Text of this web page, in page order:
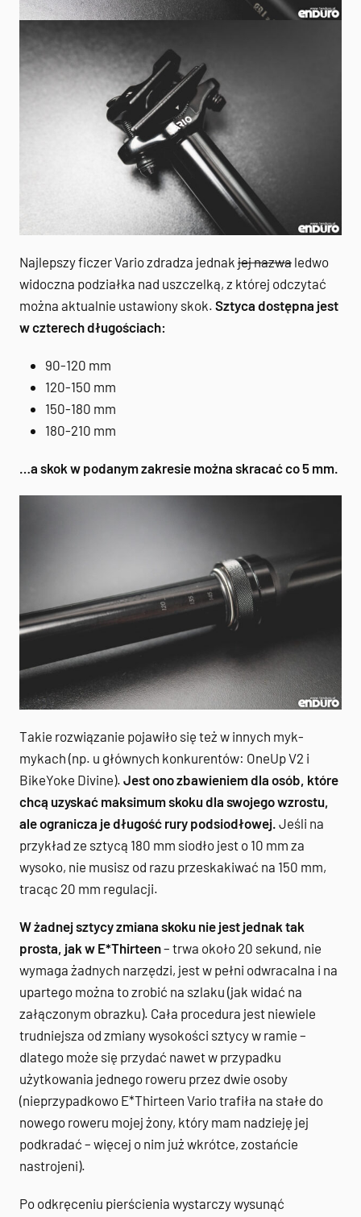
Najlepszy ficzer Vario zdradza jednak jej nazwa ledwo
widoczna podziałka nad uszczelką, z której odczytać
można aktualnie ustawiony skok. Sztyca dostępna jest
w czterech długościach:
90-120 mm
120-150 mm
150-180 mm
180-210 mm
…a skok w podanym zakresie można skracać co 5 mm.
Takie rozwiązanie pojawiło się też w innych myk-
mykach (np. u głównych konkurentów: OneUp V2 i
BikeYoke Divine). Jest ono zbawieniem dla osób, które
chcą uzyskać maksimum skoku dla swojego wzrostu,
ale ogranicza je długość rury podsiodłowej. Jeśli na
przykład ze sztycą 180 mm siodło jest o 10 mm za
wysoko, nie musisz od razu przeskakiwać na 150 mm,
tracąc 20 mm regulacji.
W żadnej sztycy zmiana skoku nie jest jednak tak
prosta, jak w E*Thirteen– trwa około 20 sekund, nie
wymaga żadnych narzędzi, jest w pełni odwracalna i na
upartego można to zrobić na szlaku (jak widać na
załączonym obrazku). Cała procedura jest niewiele
trudniejsza od zmiany wysokości sztycy w ramie –
dlatego może się przydać nawet w przypadku
użytkowania jednego roweru przez dwie osoby
(nieprzypadkowo E*Thirteen Vario trafiła na stałe do
nowego roweru mojej żony, który mam nadzieję jej
podkradać – więcej o nim już wkrótce, zostańcie
nastrojeni).
Po odkręceniu pierścienia wystarczy wysunąć